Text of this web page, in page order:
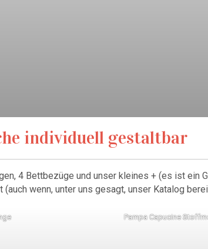
individuell gestaltbar
4 Bettbezüge und unser kleines + (es ist ein
wenn, unter uns gesagt, unser Katalog
Pampa Capucine